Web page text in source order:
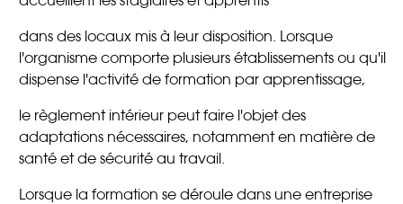
dans des locaux mis à leur disposition. Lorsque
l'organisme comporte plusieurs établissements ou qu'il
dispense l'activité de formation par apprentissage,
le règlement intérieur peut faire l'objet des
adaptations nécessaires, notamment en matière de
santé et de sécurité au travail.
Lorsque la formation se déroule dans une entreprise